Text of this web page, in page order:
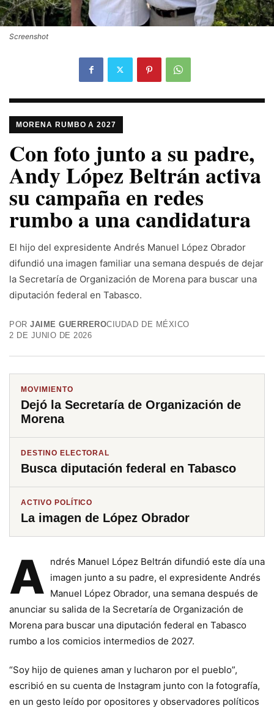
Screenshot
MORENA RUMBO A 2027
Con foto junto a su padre,
Andy López Beltrán activa
su campaña en redes
rumbo a una candidatura
El hijo del expresidente Andrés Manuel López Obrador
difundió una imagen familiar una semana después de dejar
la Secretaría de Organización de Morena para buscar una
diputación federal en Tabasco.
PORJAIME GUERREROCIUDAD DE MÉXICO
2 DE JUNIO DE 2026
MOVIMIENTO
Dejó la Secretaría de Organización de
Morena
DESTINO ELECTORAL
Busca diputación federal en Tabasco
ACTIVO POLÍTICO
La imagen de López Obrador
A ndrés Manuel López Beltrán difundió este día una
imagen junto a su padre, el expresidente Andrés
Manuel López Obrador, una semana después de
anunciar su salida de la Secretaría de Organización de
Morena para buscar una diputación federal en Tabasco
rumbo a los comicios intermedios de 2027.
“Soy hijo de quienes aman y lucharon por el pueblo”,
escribió en su cuenta de Instagram junto con la fotografía,
en un gesto leído por opositores y observadores políticos